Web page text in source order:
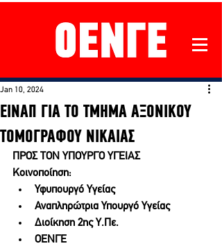
ΕΙΝΑΠ ΓΙΑ ΤΟ ΤΜΗΜΑ ΑΞΟΝΙΚΟΥ
ΤΟΜΟΓΡΑΦΟΥ ΝΙΚΑΙΑΣ
Jan 10, 2024
ΠΡΟΣ ΤΟΝ ΥΠΟΥΡΓΟ ΥΓΕΙΑΣ
Κοινοποίηση:
Υφυπουργό Υγείας
Αναπληρώτρια Υπουργό Υγείας
Διοίκηση 2ης Υ.Πε.
ΟΕΝΓΕ